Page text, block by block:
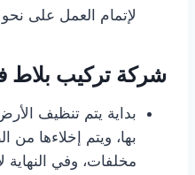
لإتمام العمل على
شركة تركيب بلاط
بداية يتم تنظيف
بها، ويتم إخلاءها
مخلفات، وفي النهاية